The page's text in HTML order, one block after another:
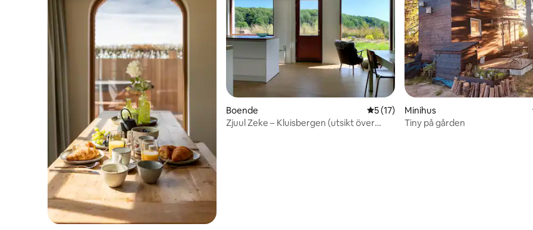
Boende 5 av 5 i genomsnittligt betyg, 17
5 (17)
Zjuul Zeke – Kluisbergen (utsikt över
Minihus
Tiny på gården